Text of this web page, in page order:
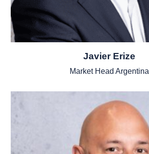
Javier Erize
Market Head Argentina